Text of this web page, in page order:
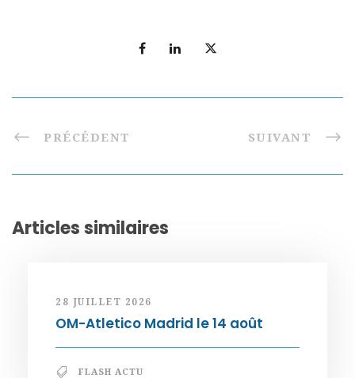
PRÉCÉDENT SUIVANT
Articles similaires
28 JUILLET 2026
OM-Atletico Madrid le 14 août
FLASH ACTU